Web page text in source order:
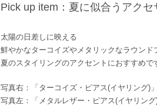
Pick up item：夏に似合うアクセ
太陽の日差しに映える
鮮やかなターコイズやメタリックなラウンド
夏のスタイリングのアクセントにおすすめで
写真右：「ターコイズ・ピアス(イヤリング)
写真左：「メタルレザー・ピアス(イヤリン